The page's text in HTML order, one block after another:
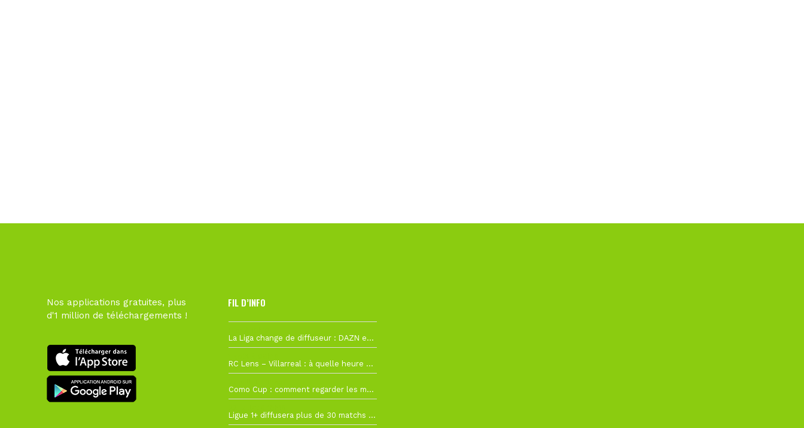
Nos applications gratuites, plus
d'1 million de téléchargements !
FIL D’INFO
La Liga change de diffuseur : DAZN et Disney+ remplacent beIN Sports !
RC Lens – Villarreal : à quelle heure et sur quelle chaîne voir la finale de la Como Cup ?
Como Cup : comment regarder les matchs du RC Lens en direct ?
Ligue 1+ diffusera plus de 30 matchs amicaux avant la reprise de la Ligue 1